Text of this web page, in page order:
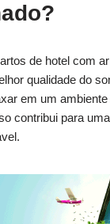
de hotel com
qualidade do
em um
contribui para